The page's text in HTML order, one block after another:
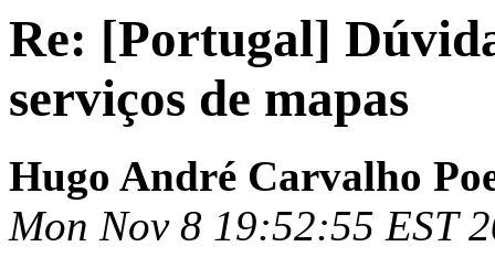
Re: [Portugal]
serviços de mapas
Hugo André Carvalho
Mon Nov 8 19:52:55 EST